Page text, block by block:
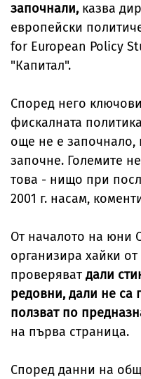
започнали, казва
европейски
for European Policy
"Капитал".
Според него
фискалната
още не е започнало,
започне. Големите
това - нищо при
2001 г. насам,
От началото на юни
организира хайки
проверяват дали
редовни, дали не са
ползват по
на първа страница.
Според данни на